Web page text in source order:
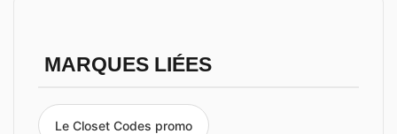
MARQUES LIÉES
Le Closet Codes promo